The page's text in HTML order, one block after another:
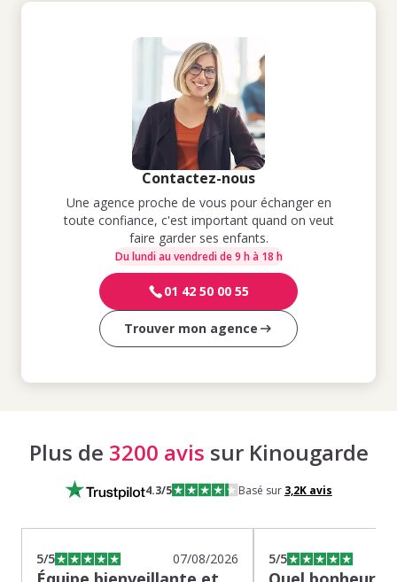
Contactez-nous
Une agence proche de vous pour échanger en
toute confiance, c'est important quand on veut
faire garder ses enfants.
Du lundi au vendredi de 9 h à 18 h
01 42 50 00 55
Trouver mon agence
Plus de 3200 avis sur Kinougarde
4.3/5 Basé sur 3,2Kavis
5/5 07/08/2026 5/5